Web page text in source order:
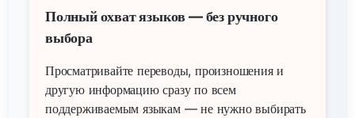
Полный охват языков — без ручного
выбора
Просматривайте переводы, произношения и
другую информацию сразу по всем
поддерживаемым языкам — не нужно выбирать